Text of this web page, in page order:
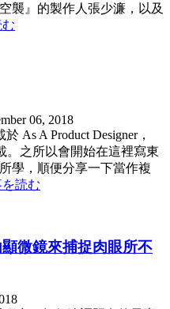
襲』的製作人張少濂，以及
06, 2018
As A Product Designer，
。之所以會開始在這裡寫東
學，順便分享一下當作複
読む
微鏡來捕捉肉眼所不